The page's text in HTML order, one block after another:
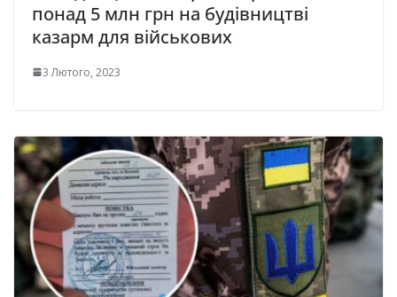
понад 5 млн грн на будівництві
казарм для військових
3 Лютого, 2023